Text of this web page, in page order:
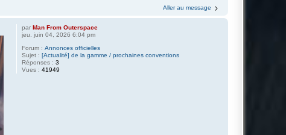
Aller au message
parMan From Outerspace
jeu. juin 04, 2026 6:04 pm
Forum :Annonces officielles
Sujet :[Actualité] de la gamme / prochaines conventions
Réponses :3
Vues :41949